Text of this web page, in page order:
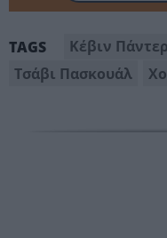
TAGS Κέβιν Πάντερ
Τσάβι Πασκουάλ